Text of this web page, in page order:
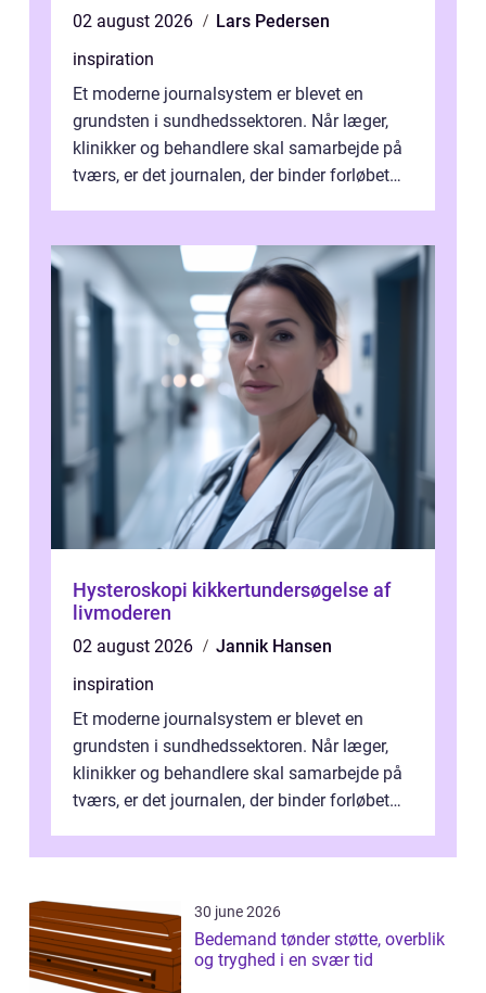
02 august 2026
Lars Pedersen
inspiration
Et moderne journalsystem er blevet en
grundsten i sundhedssektoren. Når læger,
klinikker og behandlere skal samarbejde på
tværs, er det journalen, der binder forløbet
Hysteroskopi kikkertundersøgelse af
livmoderen
02 august 2026
Jannik Hansen
inspiration
Et moderne journalsystem er blevet en
grundsten i sundhedssektoren. Når læger,
klinikker og behandlere skal samarbejde på
tværs, er det journalen, der binder forløbet
30 june 2026
Bedemand tønder støtte, overblik
og tryghed i en svær tid